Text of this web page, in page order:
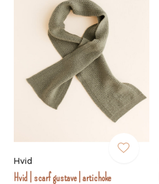
Hvid
Hvid | scarf gustave | artichoke